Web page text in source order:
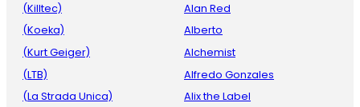
(Killtec)
(Koeka)
(Kurt Geiger)
(LTB)
(La Strada Unica)
Alan Red
Alberto
Alchemist
Alfredo Gonzales
Alix the Label